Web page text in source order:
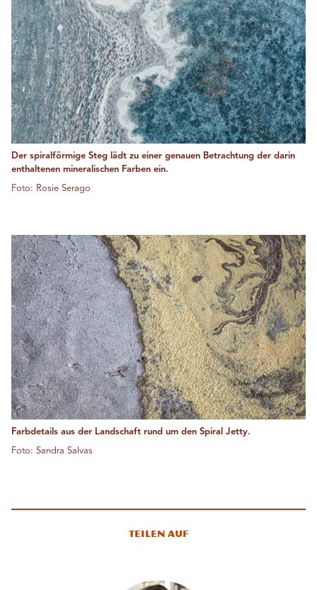
Der spiralförmige Steg lädt zu einer genauen Betrachtung der darin
enthaltenen mineralischen Farben ein.
Foto: Rosie Serago
Farbdetails aus der Landschaft rund um den Spiral Jetty.
Foto: Sandra Salvas
Teilen auf